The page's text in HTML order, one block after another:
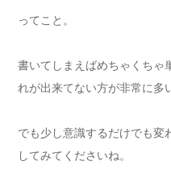
ってこと。
書いてしまえばめちゃくちゃ
れが出来てない方が非常に多
でも少し意識するだけでも変
してみてくださいね。